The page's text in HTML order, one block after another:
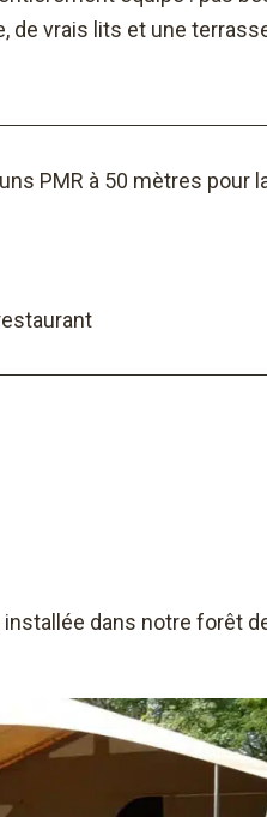
de vrais lits et une
PMR à 50 mètres pour
dans notre forêt